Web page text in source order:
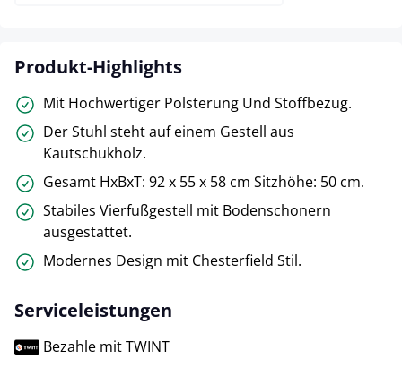
Produkt-Highlights
Mit Hochwertiger Polsterung Und Stoffbezug.
Der Stuhl steht auf einem Gestell aus
Kautschukholz.
Gesamt HxBxT: 92 x 55 x 58 cm Sitzhöhe: 50 cm.
Stabiles Vierfußgestell mit Bodenschonern
ausgestattet.
Modernes Design mit Chesterfield Stil.
Serviceleistungen
Bezahle mit TWINT